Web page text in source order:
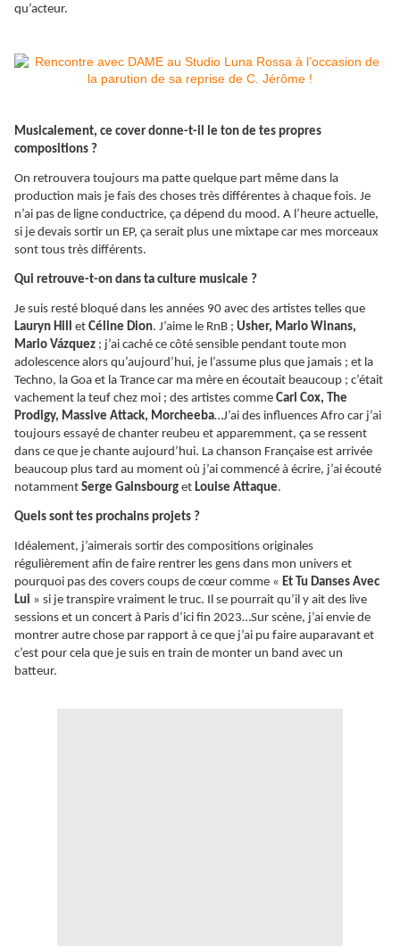
qu’acteur.
Musicalement, ce cover donne-t-il le ton de tes propres
compositions ?
On retrouvera toujours ma patte quelque part même dans la
production mais je fais des choses très différentes à chaque fois. Je
n’ai pas de ligne conductrice, ça dépend du mood. A l’heure actuelle,
si je devais sortir un EP, ça serait plus une mixtape car mes morceaux
sont tous très différents.
Qui retrouve-t-on dans ta culture musicale ?
Je suis resté bloqué dans les années 90 avec des artistes telles que
Lauryn Hill et Céline Dion. J’aime le RnB ; Usher, Mario Winans,
Mario Vázquez ; j’ai caché ce côté sensible pendant toute mon
adolescence alors qu’aujourd’hui, je l’assume plus que jamais ; et la
Techno, la Goa et la Trance car ma mère en écoutait beaucoup ; c’était
vachement la teuf chez moi ; des artistes comme Carl Cox, The
Prodigy, Massive Attack, Morcheeba…J’ai des influences Afro car j’ai
toujours essayé de chanter reubeu et apparemment, ça se ressent
dans ce que je chante aujourd’hui. La chanson Française est arrivée
beaucoup plus tard au moment où j’ai commencé à écrire, j’ai écouté
notamment Serge Gainsbourg et Louise Attaque.
Quels sont tes prochains projets ?
Idéalement, j’aimerais sortir des compositions originales
régulièrement afin de faire rentrer les gens dans mon univers et
pourquoi pas des covers coups de cœur comme « Et Tu Danses Avec
Lui » si je transpire vraiment le truc. Il se pourrait qu’il y ait des live
sessions et un concert à Paris d’ici fin 2023…Sur scène, j’ai envie de
montrer autre chose par rapport à ce que j’ai pu faire auparavant et
c’est pour cela que je suis en train de monter un band avec un
batteur.